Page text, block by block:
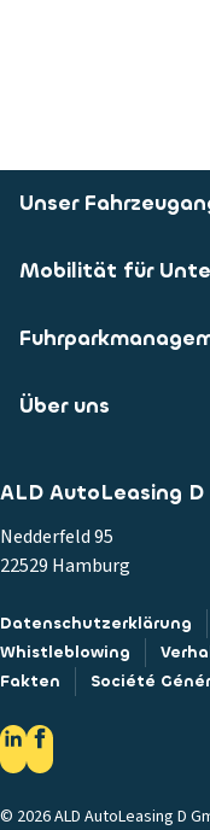
Unser
Mobilität für
Über uns
ALD AutoLeasing D
Nedderfeld 95
22529 Hamburg
Datenschutzerklärung
Whistleblowing
Fakten
Société
© 2026 ALD AutoLeasing D